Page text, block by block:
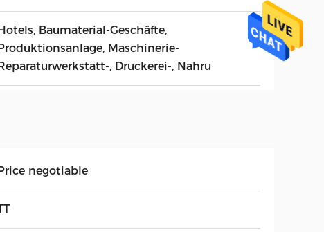
Baumaterial-Geschäfte,
Maschinerie-
, Druckerei-, Nahru
negotiable